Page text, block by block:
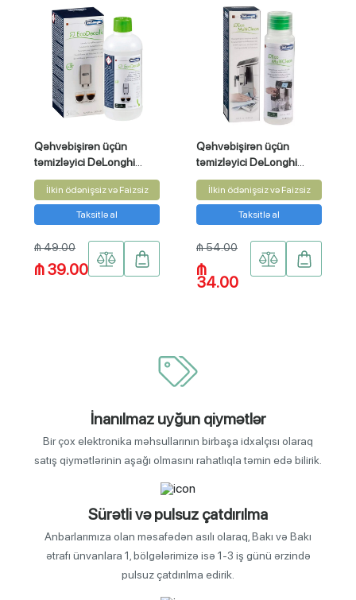
Qəhvəbişirən üçün
təmizləyici DeLonghi
DLSC500
İlkin ödənişsiz və Faizsiz
Taksitlə al
₼ 49.00
₼ 39.00
Qəhvəbişirən üçün
təmizləyici DeLonghi
DLSC550
İlkin ödənişsiz və Faizsiz
Taksitlə al
₼ 54.00
₼
34.00
İnanılmaz uyğun qiymətlər
Bir çox elektronika məhsullarının birbaşa idxalçısı olaraq
satış qiymətlərinin aşağı olmasını rahatlıqla təmin edə bilirik.
Sürətli və pulsuz çatdırılma
Anbarlarımıza olan məsafədən asılı olaraq, Bakı və Bakı
ətrafı ünvanlara 1, bölgələrimizə isə 1-3 iş günü ərzində
pulsuz çatdırılma edirik.